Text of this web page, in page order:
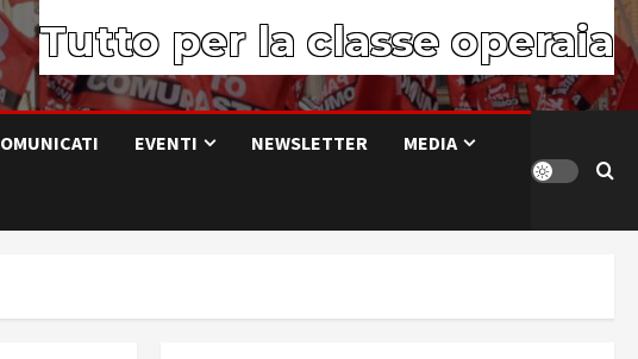
Tutto per la classe operaia
EVENTI NEWSLETTER MEDIA